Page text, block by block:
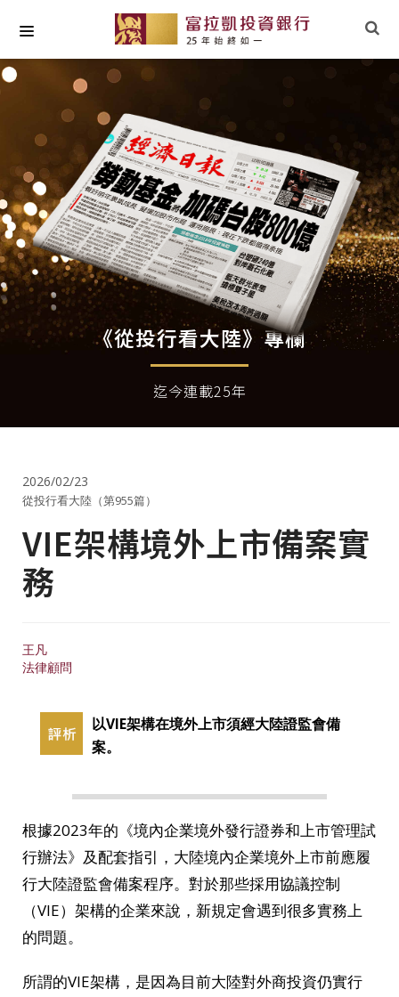
關於我們
最新專欄
小草文摘
專業研究
社會責任
《從投行看大陸》專欄
迄今連載25年
2026/02/23
從投行看大陸（第955篇）
VIE架構境外上市備案實
務
王凡
法律顧問
以VIE架構在境外上市須經大陸證監會備
案。
根據2023年的《境內企業境外發行證券和上市管理試
行辦法》及配套指引，大陸境內企業境外上市前應履
行大陸證監會備案程序。對於那些採用協議控制
（VIE）架構的企業來說，新規定會遇到很多實務上
的問題。
所謂的VIE架構，是因為目前大陸對外商投資仍實行